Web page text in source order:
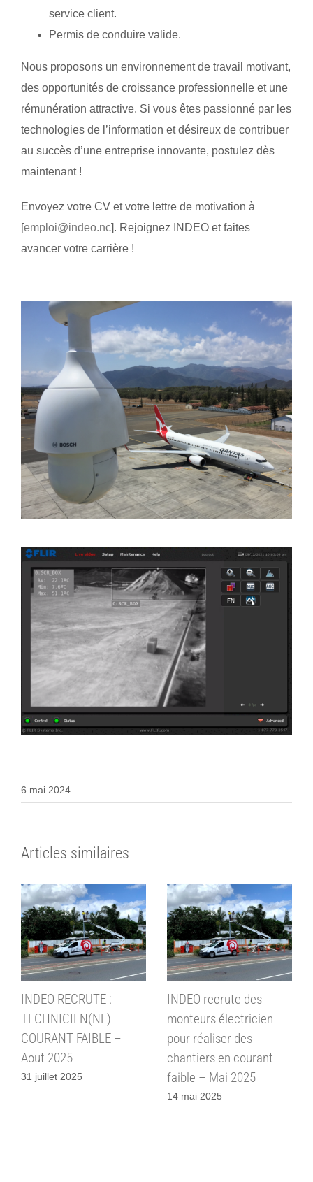
service client.
Permis de conduire valide.
Nous proposons un environnement de travail motivant,
des opportunités de croissance professionnelle et une
rémunération attractive. Si vous êtes passionné par les
technologies de l’information et désireux de contribuer
au succès d’une entreprise innovante, postulez dès
maintenant !
Envoyez votre CV et votre lettre de motivation à
[emploi@indeo.nc]. Rejoignez INDEO et faites
avancer votre carrière !
6 mai 2024
Articles similaires
recrute des
électricien
réaliser des
en courant
– Mai 2025
INDEO POLYNESIE
recrute des monteurs
électricien pour réaliser
des chantiers en
courant faible
5 avril 2025